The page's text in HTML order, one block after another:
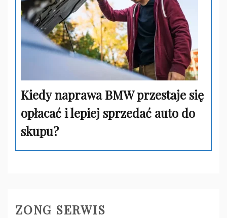
Kiedy naprawa BMW przestaje się
opłacać i lepiej sprzedać auto do
skupu?
ZONG SERWIS